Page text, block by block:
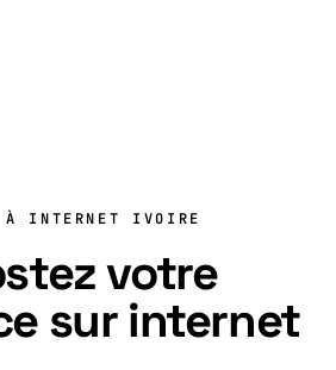
À INTERNET IVOIRE
votre
sur internet